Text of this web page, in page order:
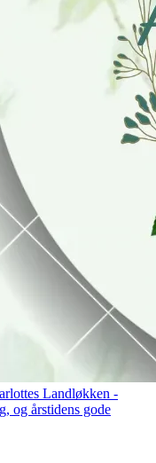
Landløkken -
og årstidens gode